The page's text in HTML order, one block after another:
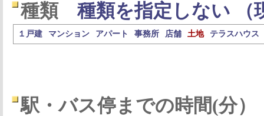
種類 種類を指定しない （
１戸建 マンション アパート 事務所 店舗 土地 テラスハウス
駅・バス停までの時間(分）